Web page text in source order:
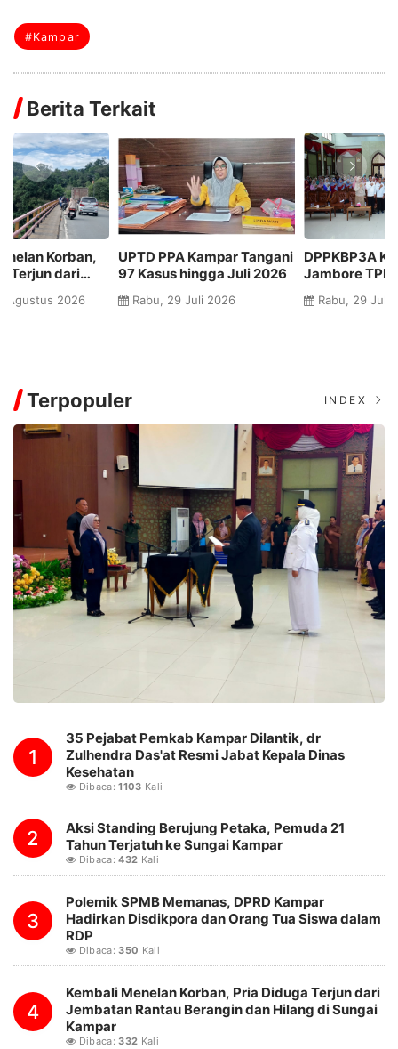
#Kampar
Berita Terkait
UPTD PPA Kampar Tangani
97 Kasus hingga Juli 2026
Rabu, 29 Juli 2026
DPPKBP3A Kampar Gelar
Jambore TPK HEBAT 2026,
Perkuat Kapasitas Tim
Pendamping Keluarga
Rabu, 29 Juli 2026
Terpopuler INDEX
1
35 Pejabat Pemkab Kampar Dilantik, dr
Zulhendra Das'at Resmi Jabat Kepala Dinas
Kesehatan
Dibaca:1103 Kali
2
Aksi Standing Berujung Petaka, Pemuda 21
Tahun Terjatuh ke Sungai Kampar
Dibaca:432 Kali
3
Polemik SPMB Memanas, DPRD Kampar
Hadirkan Disdikpora dan Orang Tua Siswa dalam
RDP
Dibaca:350 Kali
4
Kembali Menelan Korban, Pria Diduga Terjun dari
Jembatan Rantau Berangin dan Hilang di Sungai
Kampar
Dibaca:332 Kali